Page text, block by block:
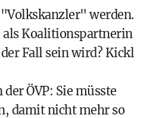
werden.
als Koalitionspartnerin
Fall sein wird? Kickl
ÖVP: Sie müsste
damit nicht mehr so